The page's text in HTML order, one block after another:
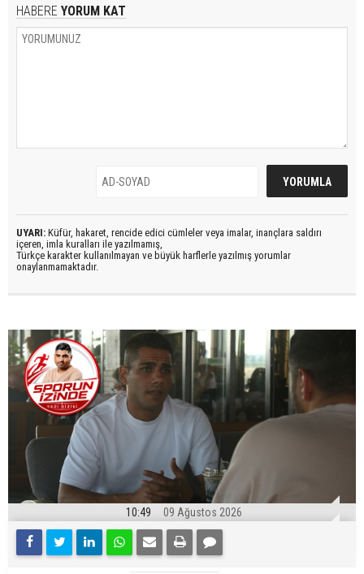
HABERE YORUM KAT
UYARI: Küfür, hakaret, rencide edici cümleler veya imalar, inançlara saldırı
içeren, imla kuralları ile yazılmamış,
Türkçe karakter kullanılmayan ve büyük harflerle yazılmış yorumlar
onaylanmamaktadır.
10:49 09 Ağustos 2026